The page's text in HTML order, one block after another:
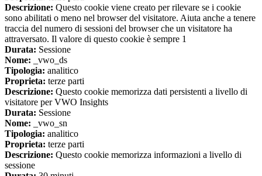
Descrizione: Questo cookie viene creato per rilevare se i cookie
sono abilitati o meno nel browser del visitatore. Aiuta anche a tenere
traccia del numero di sessioni del browser che un visitatore ha
attraversato. Il valore di questo cookie è sempre 1
Durata: Sessione
Nome: _vwo_ds
Tipologia: analitico
Proprieta: terze parti
Descrizione: Questo cookie memorizza dati persistenti a livello di
visitatore per VWO Insights
Durata: Sessione
Nome: _vwo_sn
Tipologia: analitico
Proprieta: terze parti
Descrizione: Questo cookie memorizza informazioni a livello di
sessione